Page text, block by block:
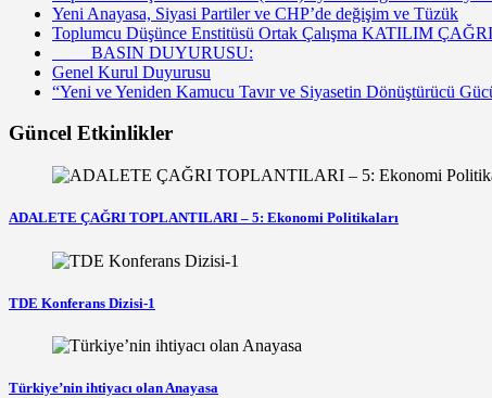
Yeni Anayasa, Siyasi Partiler ve CHP’de değişim ve Tüzük
Toplumcu Düşünce Enstitüsü Ortak Çalışma KATILIM
BASIN DUYURUSU:
Genel Kurul Duyurusu
“Yeni ve Yeniden Kamucu Tavır ve Siyasetin Dönüştürücü
Güncel Etkinlikler
ADALETE ÇAĞRI TOPLANTILARI – 5: Ekonomi Politikaları
TDE Konferans Dizisi-1
Türkiye’nin ihtiyacı olan Anayasa